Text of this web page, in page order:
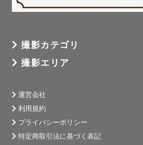
撮影カテゴリ
撮影エリア
運営会社
利用規約
プライバシーポリシー
特定商取引法に基づく表記